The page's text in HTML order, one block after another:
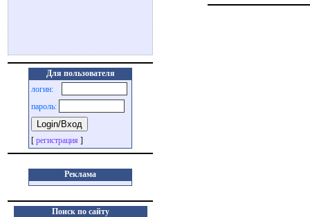
Для пользователя
логин:
пароль:
[ регистрация ]
Реклама
Поиск по сайту